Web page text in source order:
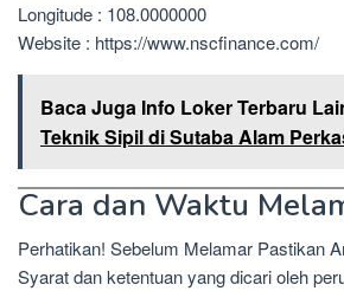
Longitude : 108.0000000
Website : https://www.nscfinance.com/
Baca Juga Info Loker Terbaru
Teknik Sipil di Sutaba Alam
Cara dan Waktu
Perhatikan! Sebelum Melamar Pastikan
Syarat dan ketentuan yang dicari oleh